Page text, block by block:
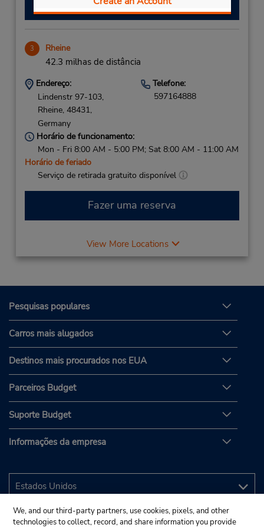
Fazer uma reserva
3 Rheine
42.3 milhas de distância
Endereço:
Lindenstr 97-103,
Rheine, 48431,
Germany
Telefone:
597164888
Horário de funcionamento:
Mon - Fri 8:00 AM - 5:00 PM; Sat 8:00 AM - 11:00 AM
Horário de feriado
Serviço de retirada gratuito disponível
Fazer uma reserva
View More Locations
Pesquisas populares
Carros mais alugados
Destinos mais procurados nos EUA
Parceiros Budget
Suporte Budget
Informações da empresa
We, and our third-party partners, use cookies, pixels, and other
technologies to collect, record, and share information you provide